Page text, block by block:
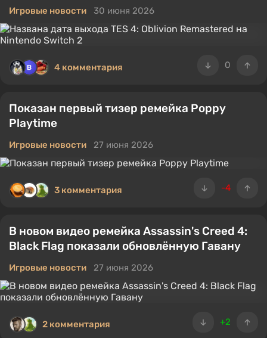
Игровые новости 30 июня 2026
0
4 комментария
Показан первый тизер ремейка Poppy
Playtime
Игровые новости 27 июня 2026
-4
3 комментария
В новом видео ремейка Assassin's Creed 4:
Black Flag показали обновлённую Гавану
Игровые новости 27 июня 2026
+2
2 комментария